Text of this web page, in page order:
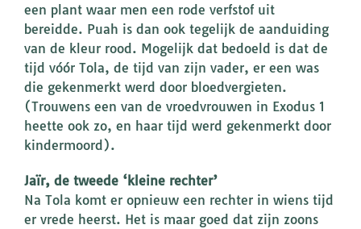
een plant waar men een rode verfstof uit
bereidde. Puah is dan ook tegelijk de aanduiding
van de kleur rood. Mogelijk dat bedoeld is dat de
tijd vóór Tola, de tijd van zijn vader, er een was
die gekenmerkt werd door bloedvergieten.
(Trouwens een van de vroedvrouwen in Exodus 1
heette ook zo, en haar tijd werd gekenmerkt door
kindermoord).
Jaïr, de tweede ‘kleine rechter’
Na Tola komt er opnieuw een rechter in wiens tijd
er vrede heerst. Het is maar goed dat zijn zoons